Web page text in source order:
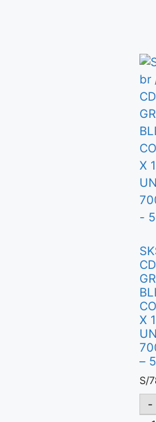
X
–
S/
-